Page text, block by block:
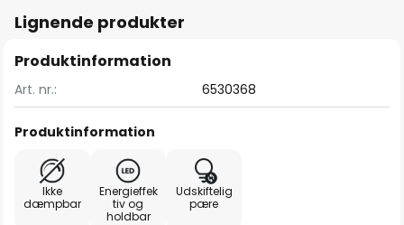
Lignende produkter
Produktinformation
Art. nr.: 6530368
Produktinformation
Ikke
dæmpbar
Energieffek
tiv og
holdbar
Udskiftelig
pære